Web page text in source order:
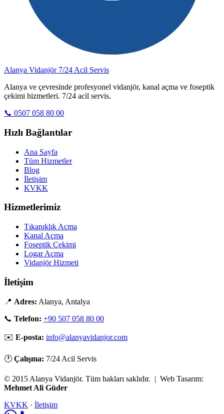
Alanya Vidanjör 7/24 Acil Servis
Alanya ve çevresinde profesyonel vidanjör, kanal açma ve foseptik
çekimi hizmetleri. 7/24 acil servis.
📞 0507 058 80 00
Hızlı Bağlantılar
Ana Sayfa
Tüm Hizmetler
Blog
İletişim
KVKK
Hizmetlerimiz
Tıkanıklık Açma
Kanal Açma
Foseptik Çekimi
Logar Açma
Vidanjör Hizmeti
İletişim
📍 Adres: Alanya, Antalya
📞 Telefon: +90 507 058 80 00
✉️ E-posta: info@alanyavidanjor.com
🕐 Çalışma: 7/24 Acil Servis
© 2015 Alanya Vidanjör. Tüm hakları saklıdır. | Web Tasarım:
Mehmet Ali Güder
KVKK · İletişim